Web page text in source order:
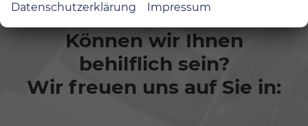
Können wir Ihnen
behilflich sein?
Wir freuen uns auf Sie in:
Datenschutzerklärung Impressum